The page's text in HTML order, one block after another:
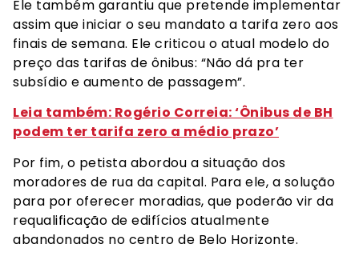
Ele também garantiu que pretende implementar
assim que iniciar o seu mandato a tarifa zero aos
finais de semana. Ele criticou o atual modelo do
preço das tarifas de ônibus: “Não dá pra ter
subsídio e aumento de passagem”.
Leia também: Rogério Correia: ‘Ônibus de BH
podem ter tarifa zero a médio prazo’
Por fim, o petista abordou a situação dos
moradores de rua da capital. Para ele, a solução
para por oferecer moradias, que poderão vir da
requalificação de edifícios atualmente
abandonados no centro de Belo Horizonte.